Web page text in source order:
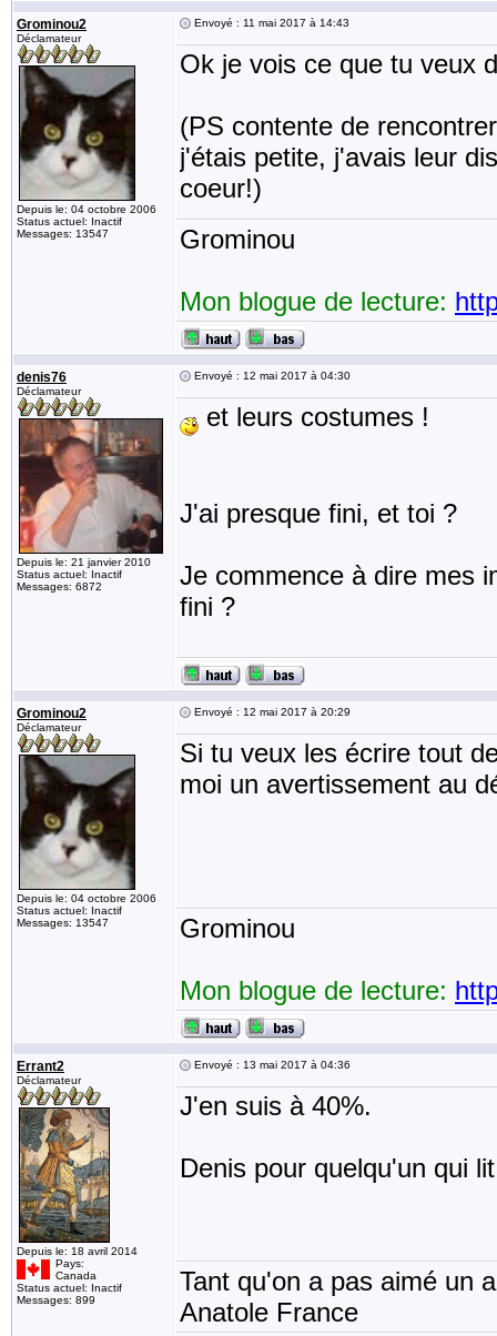
Grominou2
Déclamateur
Depuis le: 04 octobre 2006
Status actuel: Inactif
Messages: 13547
Envoyé : 11 mai 2017 à 14:43
Ok je vois ce que tu veux
(PS contente de
j'étais petite, j'avais leur
coeur!)
Grominou
Mon blogue de lecture:
denis76
Déclamateur
Depuis le: 21 janvier 2010
Status actuel: Inactif
Messages: 6872
Envoyé : 12 mai 2017 à 04:30
et leurs costumes !
J'ai presque fini, et toi ?
Je commence à dire mes
fini ?
Grominou2
Déclamateur
Depuis le: 04 octobre 2006
Status actuel: Inactif
Messages: 13547
Envoyé : 12 mai 2017 à 20:29
Si tu veux les écrire tout
moi un avertissement au
Grominou
Mon blogue de lecture:
Errant2
Déclamateur
Depuis le: 18 avril 2014
Pays:
Canada
Status actuel: Inactif
Messages: 899
Envoyé : 13 mai 2017 à 04:36
J'en suis à 40%.
Denis pour quelqu'un qui
Tant qu'on a pas aimé un
Anatole France